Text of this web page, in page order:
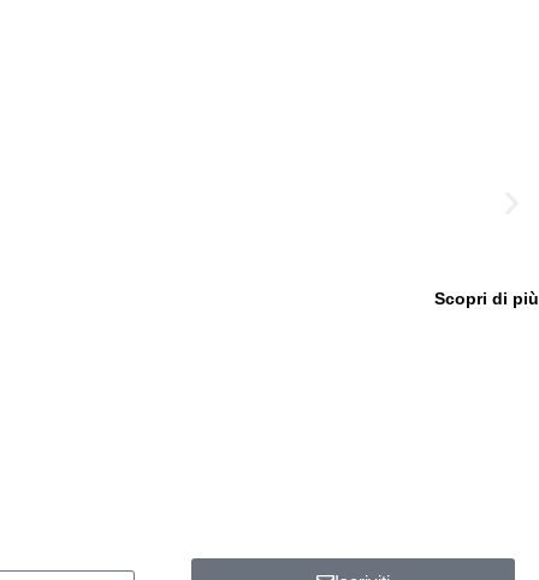
Scopri di più